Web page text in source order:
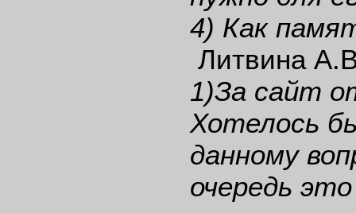
4) Как
Литвина
1)За сайт
Хотелось
данному
очередь